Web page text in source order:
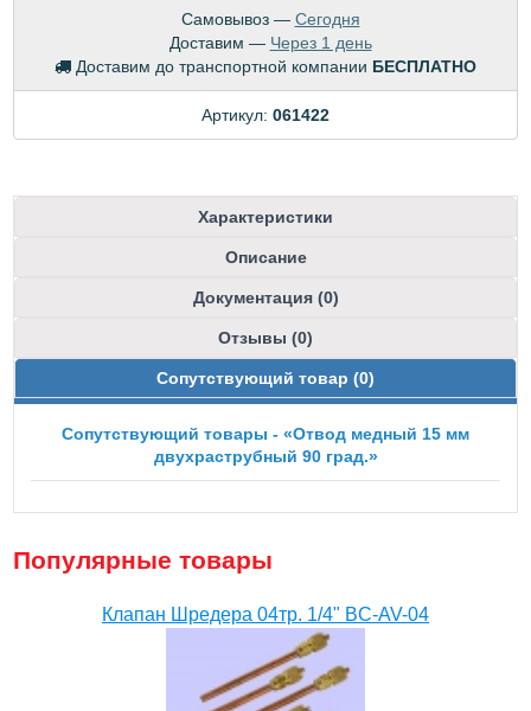
Самовывоз — Сегодня
Доставим — Через 1 день
Доставим до транспортной компании БЕСПЛАТНО
Артикул: 061422
Характеристики
Описание
Документация (0)
Отзывы (0)
Сопутствующий товар (0)
Сопутствующий товары - «Отвод медный 15 мм
двухраструбный 90 град.»
Популярные товары
Клапан Шредера 04тр. 1/4" BC-AV-04